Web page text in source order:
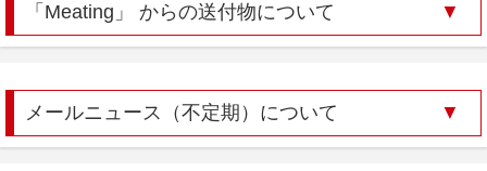
「Meating」 からの送付物について
メールニュース（不定期）について